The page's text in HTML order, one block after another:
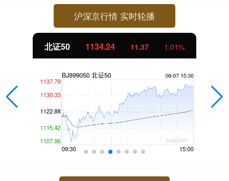
沪深京行情 实时轮播
北证50 1134.24 11.37 1.01%